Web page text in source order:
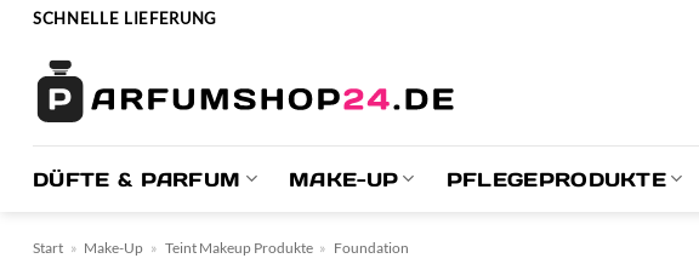
Zum
springen
SCHNELLE LIEFERUNG
DÜFTE & PARFUM MAKE-UP PFLEGEPRODUKTE
Start » Make-Up » Teint Makeup Produkte » Foundation